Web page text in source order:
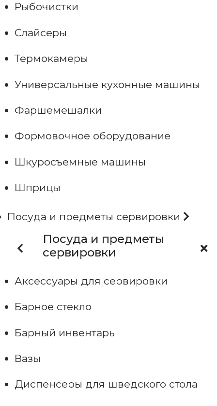
Рыбочистки
Слайсеры
Термокамеры
Универсальные кухонные машины
Фаршемешалки
Формовочное оборудование
Шкуросъемные машины
Шприцы
Посуда и предметы сервировки
Посуда и предметы
сервировки
Аксессуары для сервировки
Барное стекло
Барный инвентарь
Вазы
Диспенсеры для шведского стола